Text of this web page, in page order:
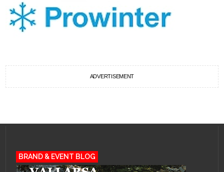
ADVERTISEMENT
BRAND & EVENT BLOG